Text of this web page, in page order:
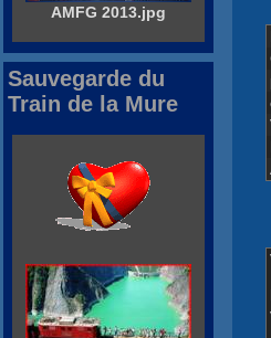
AMFG 2013.jpg
Sauvegarde du
Train de la Mure